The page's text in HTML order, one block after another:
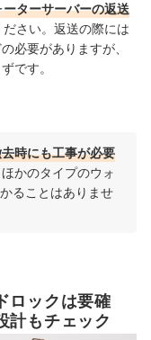
ターサーバーの返送
ださい。返送の際には
必要がありますが、
です。
時にも工事が必要
かのタイプのウォ
ることはありませ
ロックは要確
計もチェック